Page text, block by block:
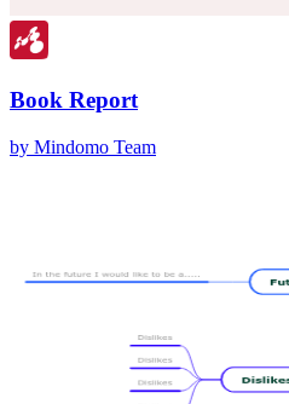
Book Report
by Mindomo Team